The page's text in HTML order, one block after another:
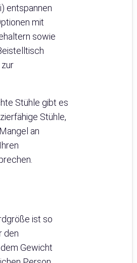
entspannen
mit
sowie
Stühle gibt es
Stühle,
an
ist so
den
Gewicht